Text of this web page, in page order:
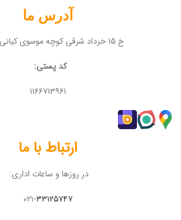
آدرس ما
خ ۱۵ خرداد شرقی کوچه موسوی کیانی پلاک ۹۱
کد پستی:
۱۱۶۶۷۱۳۹۶۱
ارتباط با ما
در روزها و ساعات اداری:
۰۲۱-۳۳۱۲۵۷۴۷